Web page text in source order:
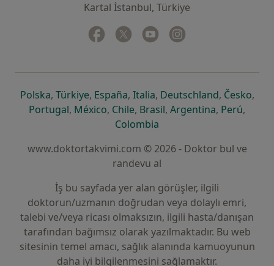
Kartal İstanbul, Türkiye
Facebook
yeni bir sekmede açılır
Twitter
yeni bir sekmede açılır
Youtube
yeni bir sekmede açılır
Polskayeni bir sekmede açılır
, Türkiyeyeni bir sekmede açılır
, Españayeni bir sekmede açılır
, Italiayeni bir sekmede açılır
, Deutschlandyeni bir
, Českoyeni
,
Portugalyeni bir sekmede açılır
, Méxicoyeni bir sekmede açılır
, Chileyeni bir sekmede açılır
, Brasilyeni bir sekmede açılır
, Argentinayeni bir
, Perúyeni
,
Colombia
www.doktortakvimi.com © 2026 - Doktor bul ve
randevu al
İş bu sayfada yer alan görüşler, ilgili
doktorun/uzmanın doğrudan veya dolaylı emri,
talebi ve/veya ricası olmaksızın, ilgili hasta/danışan
tarafından bağımsız olarak yazılmaktadır. Bu web
sitesinin temel amacı, sağlık alanında kamuoyunun
daha iyi bilgilenmesini sağlamaktır.